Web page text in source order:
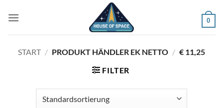
Inhalt
0
START / PRODUKT HÄNDLER EK NETTO / € 11,25
FILTER